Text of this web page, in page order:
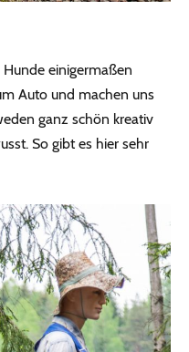
einigermaßen
Auto und machen uns
ganz schön kreativ
So gibt es hier sehr